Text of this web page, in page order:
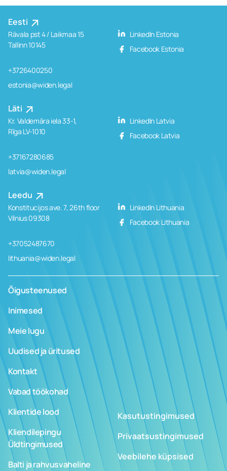
Eesti
Rävala pst 4 / Laikmaa 15
Tallinn 10145
+3726400250
estonia@widen.legal
LinkedIn Estonia
Facebook Estonia
Läti
Kr. Valdemāra iela 33-1,
Rīga LV-1010
+37167280685
latvia@widen.legal
LinkedIn Latvia
Facebook Latvia
Leedu
Konstitucijos ave. 7, 26th floor
Vilnius 09308
+37052487670
lithuania@widen.legal
LinkedIn Lithuania
Facebook Lithuania
Õigusteenused
Inimesed
Meie lugu
Uudised ja üritused
Kontakt
Vabad töökohad
Klientide lood
Kliendilepingu
Üldtingimused
Balti ja rahvusvaheline
Kasutustingimused
Privaatsustingimused
Veebilehe küpsised